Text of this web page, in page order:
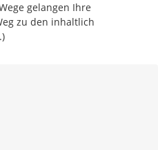
gelangen Ihre
zu den inhaltlich